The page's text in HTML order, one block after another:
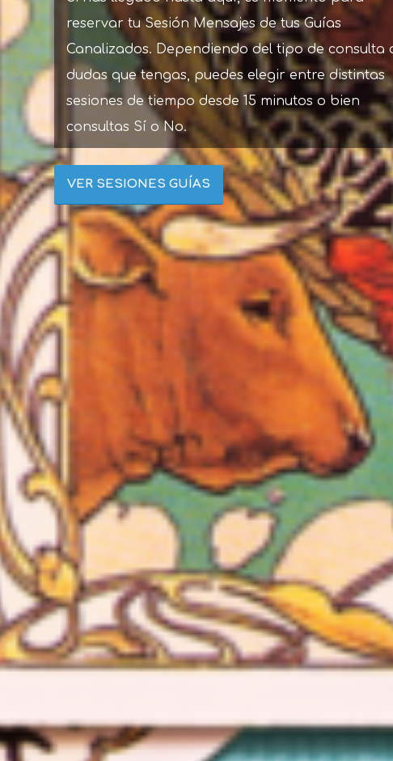
reservar tu Sesión Mensajes de tus Guías
Canalizados. Dependiendo del tipo de consulta
dudas que tengas, puedes elegir entre distintas
sesiones de tiempo desde 15 minutos o bien
consultas Sí o No.
VER SESIONES GUÍAS